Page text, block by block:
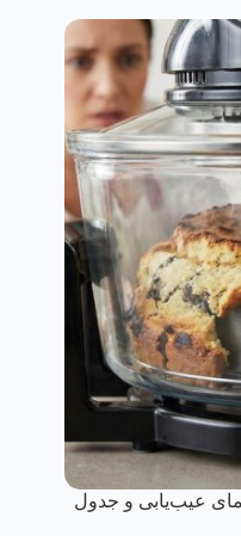
عیب‌یابی و جدول